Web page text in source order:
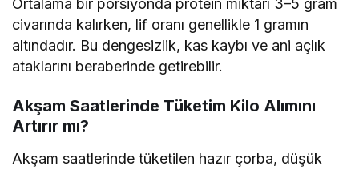
Ortalama bir porsiyonda protein miktarı 3–5 gram
civarında kalırken, lif oranı genellikle 1 gramın
altındadır. Bu dengesizlik, kas kaybı ve ani açlık
ataklarını beraberinde getirebilir.
Akşam Saatlerinde Tüketim Kilo Alımını
Artırır mı?
Akşam saatlerinde tüketilen hazır çorba, düşük